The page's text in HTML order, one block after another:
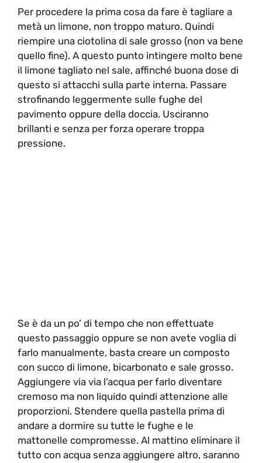
Per procedere la prima cosa da fare è tagliare a
metà un limone, non troppo maturo. Quindi
riempire una ciotolina di sale grosso (non va bene
quello fine). A questo punto intingere molto bene
il limone tagliato nel sale, affinché buona dose di
questo si attacchi sulla parte interna. Passare
strofinando leggermente sulle fughe del
pavimento oppure della doccia. Usciranno
brillanti e senza per forza operare troppa
pressione.
Se è da un po’ di tempo che non effettuate
questo passaggio oppure se non avete voglia di
farlo manualmente, basta creare un composto
con succo di limone, bicarbonato e sale grosso.
Aggiungere via via l’acqua per farlo diventare
cremoso ma non liquido quindi attenzione alle
proporzioni. Stendere quella pastella prima di
andare a dormire su tutte le fughe e le
mattonelle compromesse. Al mattino eliminare il
tutto con acqua senza aggiungere altro, saranno